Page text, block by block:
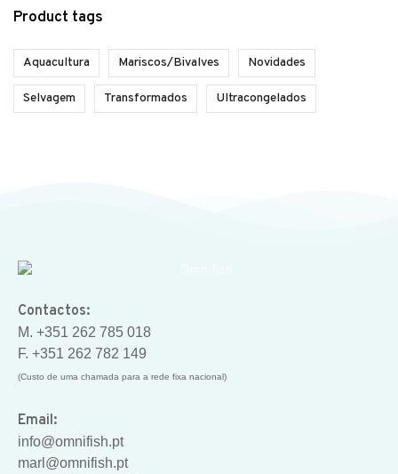
Product tags
Aquacultura Mariscos/Bivalves Novidades
Selvagem Transformados Ultracongelados
Contactos:
M. +351 262 785 018
F. +351 262 782 149
(Custo de uma chamada para a rede fixa nacional)
Email:
info@omnifish.pt
marl@omnifish.pt